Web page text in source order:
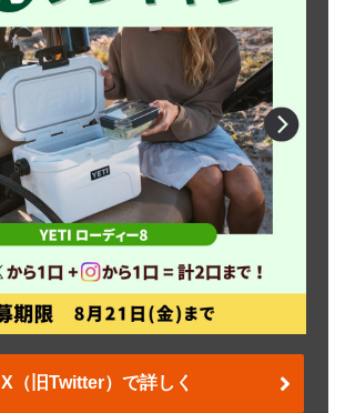
X（旧Twitter）で詳しく